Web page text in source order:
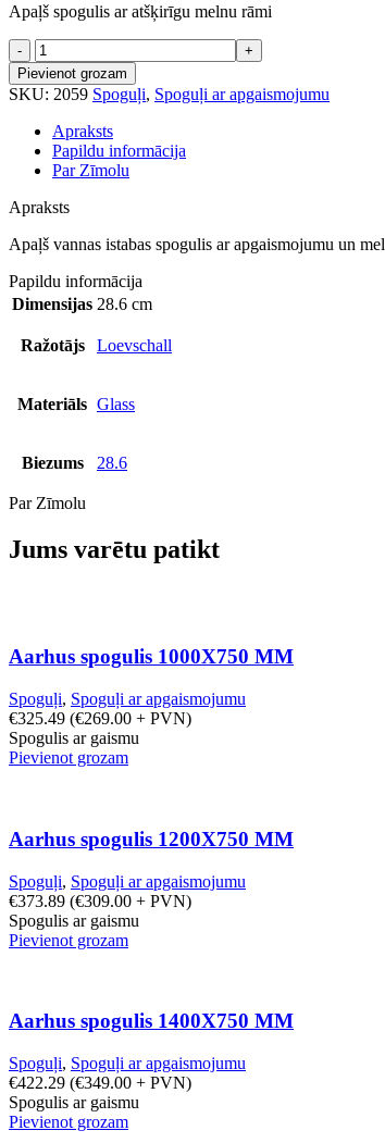
Apaļš spogulis ar atšķirīgu melnu rāmi
Norline
Libra
spogulis
d-
800mm
daudzums
Pievienot grozam
SKU: 2059 Spoguļi, Spoguļi ar apgaismojumu
Apraksts
Papildu informācija
Par Zīmolu
Apraksts
Apaļš vannas istabas spogulis ar apgaismojumu un
Papildu informācija
Dimensijas 28.6 cm
Ražotājs Loevschall
Materiāls Glass
Biezums 28.6
Par Zīmolu
Jums varētu patikt
Aarhus spogulis 1000X750 MM
Spoguļi, Spoguļi ar apgaismojumu
€325.49 (€269.00 + PVN)
Spogulis ar gaismu
Pievienot grozam
Aarhus spogulis 1200X750 MM
Spoguļi, Spoguļi ar apgaismojumu
€373.89 (€309.00 + PVN)
Spogulis ar gaismu
Pievienot grozam
Aarhus spogulis 1400X750 MM
Spoguļi, Spoguļi ar apgaismojumu
€422.29 (€349.00 + PVN)
Spogulis ar gaismu
Pievienot grozam